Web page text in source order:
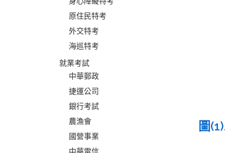
原住民特考
外交特考
海巡特考
就業考試
中華郵政
捷運公司
銀行考試
農漁會
國營事業
中華電信
圖